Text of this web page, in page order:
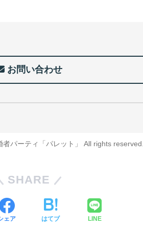
お問い合わせ
パーティ「パレット」 All rights
SHARE
ェア はてブ LINE